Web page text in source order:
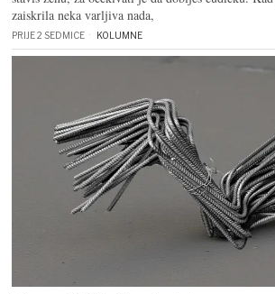
zaiskrila neka varljiva nada,
PRIJE 2 SEDMICE KOLUMNE